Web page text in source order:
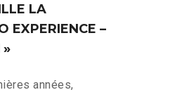
LA
EXPERIENCE –
»
années,